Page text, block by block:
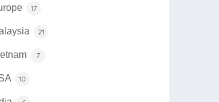
17
21
7
10